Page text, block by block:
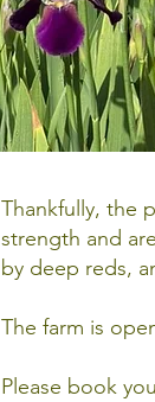
Thankfully, the
strength and
by deep reds,
The farm is
Please book